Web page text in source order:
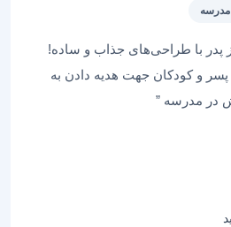
پدر با طراحی‌های جذاب و ساده!
و کودکان جهت هدیه دادن به
در مدرسه ”